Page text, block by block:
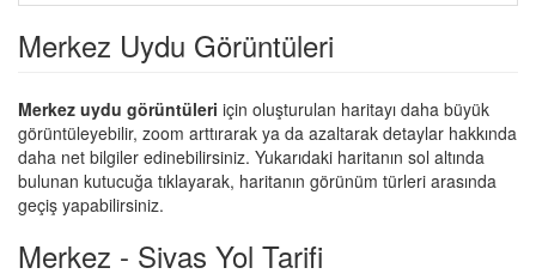
Merkez Uydu Görüntüleri
Merkez uydu görüntüleri için oluşturulan haritayı daha büyük
görüntüleyebilir, zoom arttırarak ya da azaltarak detaylar hakkında
daha net bilgiler edinebilirsiniz. Yukarıdaki haritanın sol altında
bulunan kutucuğa tıklayarak, haritanın görünüm türleri arasında
geçiş yapabilirsiniz.
Merkez - Sivas Yol Tarifi